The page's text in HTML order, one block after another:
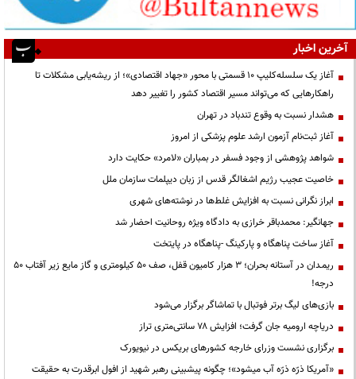
آخرین اخبار
آغاز یک سلسله‌کلیپ ۱۰ قسمتی با محور «جهاد اقتصادی»؛ از ریشه‌یابی مشکلات تا
راهکارهایی که می‌تواند مسیر اقتصاد کشور را تغییر دهد
هشدار نسبت به وقوع تندباد در تهران
آغاز ثبت‌نام آزمون ارشد علوم پزشکی از امروز
شواهد پژوهشی از وجود فسفر در بمباران «لامرد» حکایت دارد
خاصیت عجیب رژیم اشغالگر قدس از زبان دیپلمات سازمان ملل
ابراز نگرانی نسبت به افزایش غلط‌ها در نوشته‌های شهری
جهانگیر: محمدباقر خرازی به دادگاه ویژه روحانیت احضار شد
آغاز ساخت پناهگاه و پارکینگ -پناهگاه در پایتخت
ریمـدان در آستانه بحران؛ ۳ هزار کامیون قفل، صف ۵۰ کیلومتری و گاز مایع زیر آفتاب ۵۰
درجه!
بازی‌های لیگ برتر فوتبال با تماشاگر برگزار می‌شود
دریاچه ارومیه جان گرفت؛ افزایش ۷۸ سانتی‌متری تراز
برگزاری نشست وزرای خارجه کشورهای بریکس در نیویورک
«آمریکا ذرّه ذرّه آب میشود»؛ چگونه پیشبینی رهبر شهید از افول ابرقدرت به حقیقت